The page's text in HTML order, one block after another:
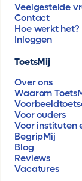
Veelgestelde
Contact
Hoe werkt het?
Inloggen
ToetsMij
Over ons
Waarom
Voor ouders
Voor instituten
BegripMij
Blog
Reviews
Vacatures